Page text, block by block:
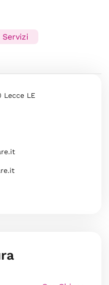
Servizi
Lecce LE